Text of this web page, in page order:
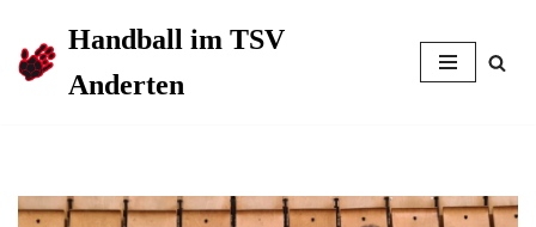
Zum
Handball im TSV
Anderten